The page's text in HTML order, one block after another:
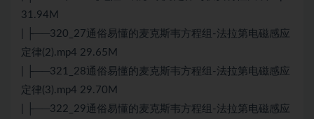
31.94M
| ├──320_27通俗易懂的麦克斯韦方程组-法拉第电磁感应
定律(2).mp4 29.65M
| ├──321_28通俗易懂的麦克斯韦方程组-法拉第电磁感应
定律(3).mp4 29.70M
| ├──322_29通俗易懂的麦克斯韦方程组-法拉第电磁感应